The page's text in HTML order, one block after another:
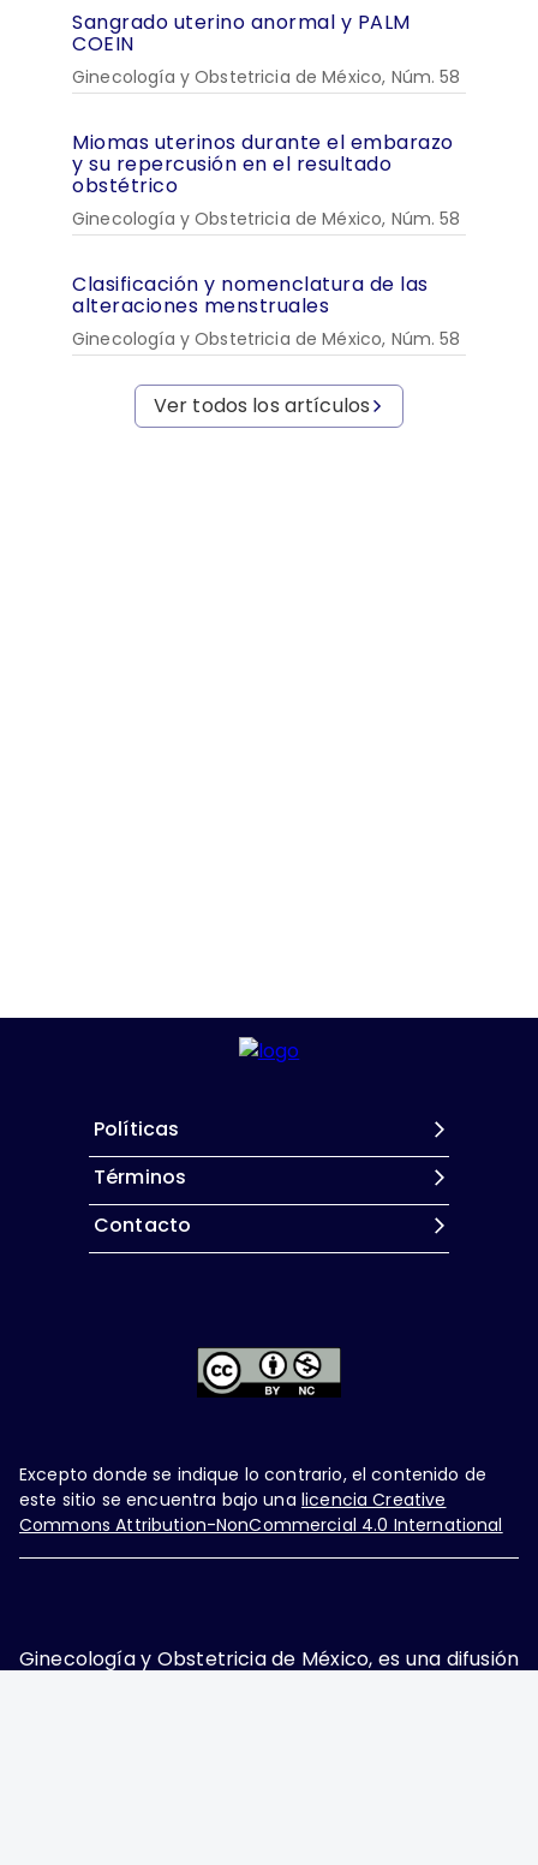
Sangrado uterino anormal y PALM
COEIN
Ginecología y Obstetricia de México, Núm. 58
Miomas uterinos durante el embarazo
y su repercusión en el resultado
obstétrico
Ginecología y Obstetricia de México, Núm. 58
Clasificación y nomenclatura de las
alteraciones menstruales
Ginecología y Obstetricia de México, Núm. 58
Ver todos los artículos
Políticas
Términos
Contacto
Excepto donde se indique lo contrario, el contenido de
este sitio se encuentra bajo una licencia Creative
Commons Attribution-NonCommercial 4.0 International
Ginecología y Obstetricia de México, es una difusión